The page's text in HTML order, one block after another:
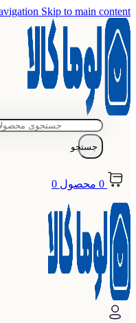
Skip to main content
جستجو
0 محصول 0